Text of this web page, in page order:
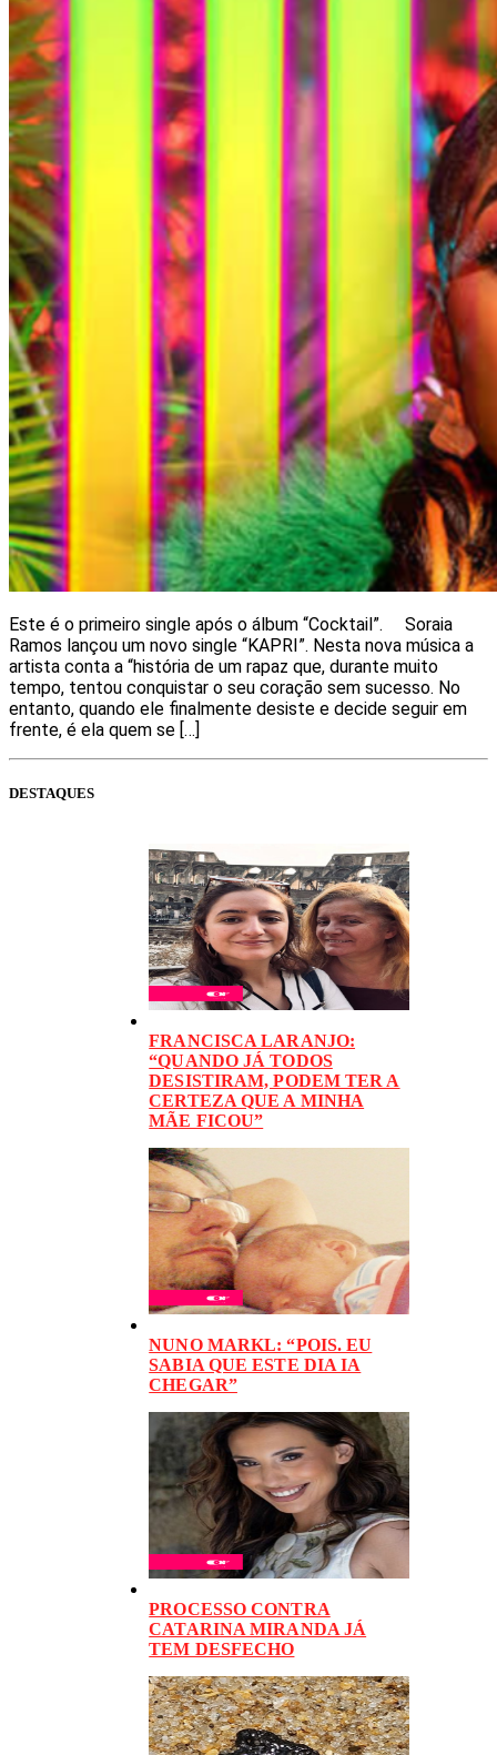
Este é o primeiro single após o álbum “Cocktail”. Soraia
Ramos lançou um novo single “KAPRI”. Nesta nova música a
artista conta a “história de um rapaz que, durante muito
tempo, tentou conquistar o seu coração sem sucesso. No
entanto, quando ele finalmente desiste e decide seguir em
frente, é ela quem se […]
DESTAQUES
FRANCISCA LARANJO:
“QUANDO JÁ TODOS
DESISTIRAM, PODEM TER A
CERTEZA QUE A MINHA
MÃE FICOU”
NUNO MARKL: “POIS. EU
SABIA QUE ESTE DIA IA
CHEGAR”
PROCESSO CONTRA
CATARINA MIRANDA JÁ
TEM DESFECHO